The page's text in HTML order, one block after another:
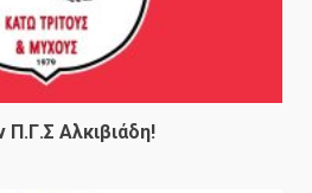
Π.Γ.Σ Αλκιβιάδη!